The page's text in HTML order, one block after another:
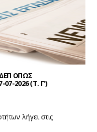
ΟΠΩΣ
2026 (Τ. Γ')
λήγει στις